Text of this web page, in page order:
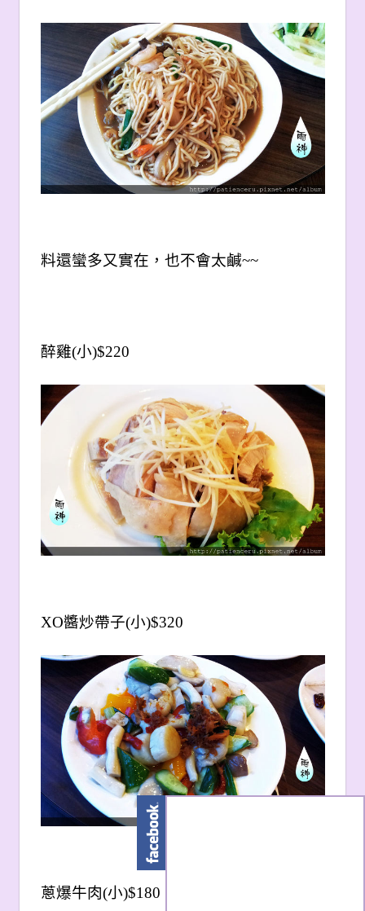
料還蠻多又實在，也不會太鹹~~
醉雞(小)$220
XO醬炒帶子(小)$320
蔥爆牛肉(小)$180